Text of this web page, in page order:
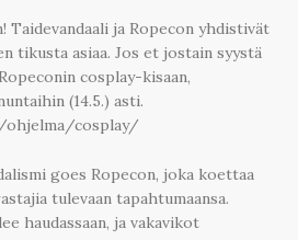
Taidevandaali ja Ropecon yhdistivät
tikusta asiaa. Jos et jostain syystä
cosplay-kisaan,
(14.5.) asti.
cosplay/
goes Ropecon, joka koettaa
tulevaan tapahtumaansa.
haudassaan, ja vakavikot